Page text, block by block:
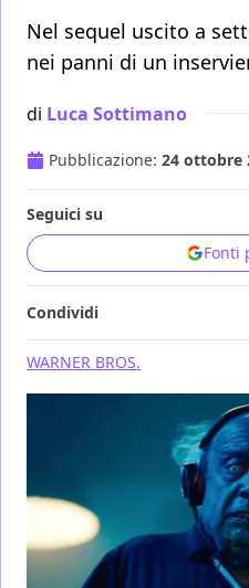
Nel sequel uscito a
nei panni di un
di Luca Sottimano
Pubblicazione: 24 ottobre
Seguici su
Fonti
Condividi
WARNER BROS.